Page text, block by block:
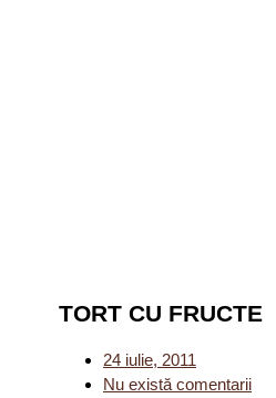
TORT CU FRUCTE
24 iulie, 2011
Nu există comentarii